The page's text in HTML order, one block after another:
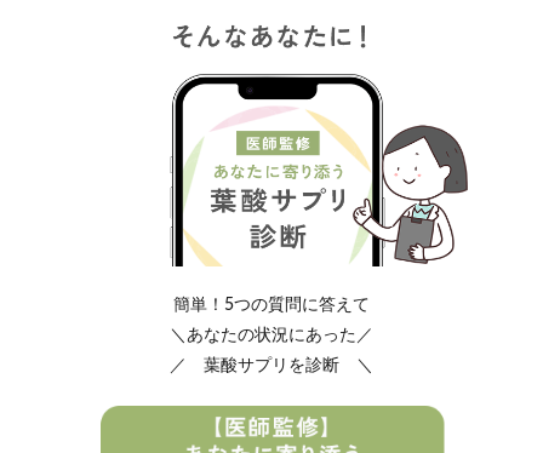
簡単！5つの質問に答えて
＼あなたの状況にあった／
／ 葉酸サプリを診断 ＼